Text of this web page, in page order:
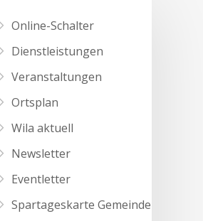
Online-Schalter
Dienstleistungen
Veranstaltungen
Ortsplan
Wila aktuell
Newsletter
Eventletter
Spartageskarte Gemeinde